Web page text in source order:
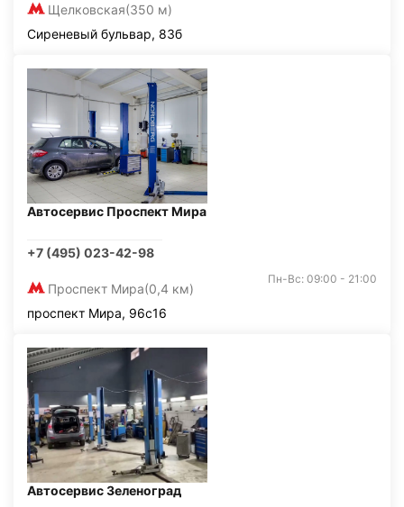
Щелковская(350 м)
Сиреневый бульвар, 83б
Автосервис Проспект Мира
+7 (495) 023-42-98
Проспект Мира(0,4 км)
Пн-Вс: 09:00 - 21:00
проспект Мира, 96с16
Автосервис Зеленоград